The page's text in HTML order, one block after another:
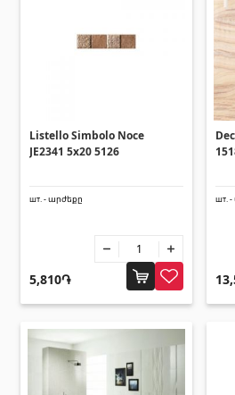
Поликарбонатные листы
солнцезащитные навесы
Солнцезащитные навесы
(4)
Входные двери(1)
Межкомнатные двери(3)
Зонты и качели
Listello Simbolo Noce
JE2341 5x20 5126
шт. - արժեքը
5,810֏
шт.